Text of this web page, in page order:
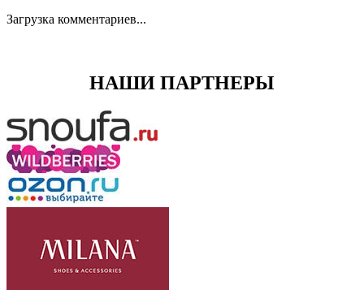
Загрузка комментариев...
НАШИ ПАРТНЕРЫ